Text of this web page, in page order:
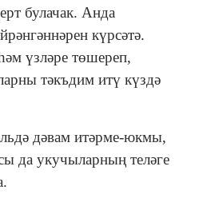
булачак. Анда
күрсәтә.
үзләре төшереп,
тәкъдим итү күздә
дәвам итәрме-юкмы,
да укучыларның теләге